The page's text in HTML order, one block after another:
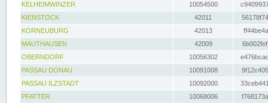
KELHEIMWINZER
10054500
KIENSTOCK
42011
KORNEUBURG
42013
MAUTHAUSEN
42009
OBERNDORF
10056302
PASSAU DONAU
10091008
PASSAU ILZSTADT
10092000
PFATTER
10068006